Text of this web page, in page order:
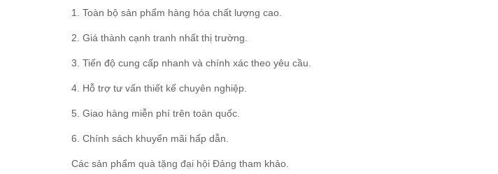
1. Toàn bộ sản phẩm hàng hóa chất lượng cao.
2. Giá thành cạnh tranh nhất thị trường.
3. Tiến độ cung cấp nhanh và chính xác theo yêu cầu.
4. Hỗ trợ tư vấn thiết kế chuyên nghiệp.
5. Giao hàng miễn phí trên toàn quốc.
6. Chính sách khuyến mãi hấp dẫn.
Các sản phẩm quà tặng đại hội Đảng tham khảo.